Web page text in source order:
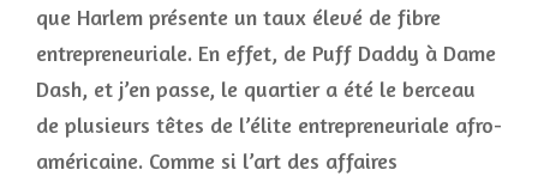
que Harlem présente un taux élevé de fibre
entrepreneuriale. En effet, de Puff Daddy à Dame
Dash, et j’en passe, le quartier a été le berceau
de plusieurs têtes de l’élite entrepreneuriale afro-
américaine. Comme si l’art des affaires